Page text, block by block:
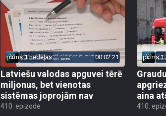
pirms 1 nedēļas 00:02:21
Latviešu valodas apguvei tērē
miljonus, bet vienotas
sistēmas joprojām nav
410. epizode
pirms 1
aina
410.